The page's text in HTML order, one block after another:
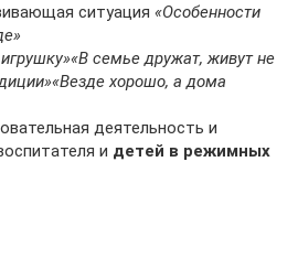
ситуация «Особенности
«В семье дружат, живут не
«Везде хорошо, а дома
деятельность и
и детей в режимных